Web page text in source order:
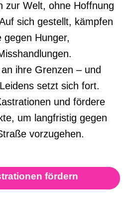
zur Welt, ohne Hoffnung
sich gestellt, kämpfen
Hunger,
ihre Grenzen – und
setzt sich fort.
und fördere
um langfristig gegen
vorzugehen.
fördern